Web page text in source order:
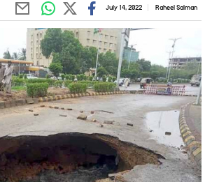
Raheel Salman
July 14, 2022